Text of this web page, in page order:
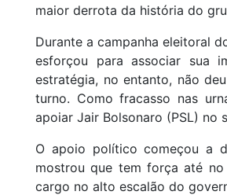
maior derrota da história do
Durante a campanha eleitoral
esforçou para associar sua
estratégia, no entanto, não
turno. Como fracasso nas
apoiar Jair Bolsonaro (PSL) no
O apoio político começou a
mostrou que tem força até
cargo no alto escalão do